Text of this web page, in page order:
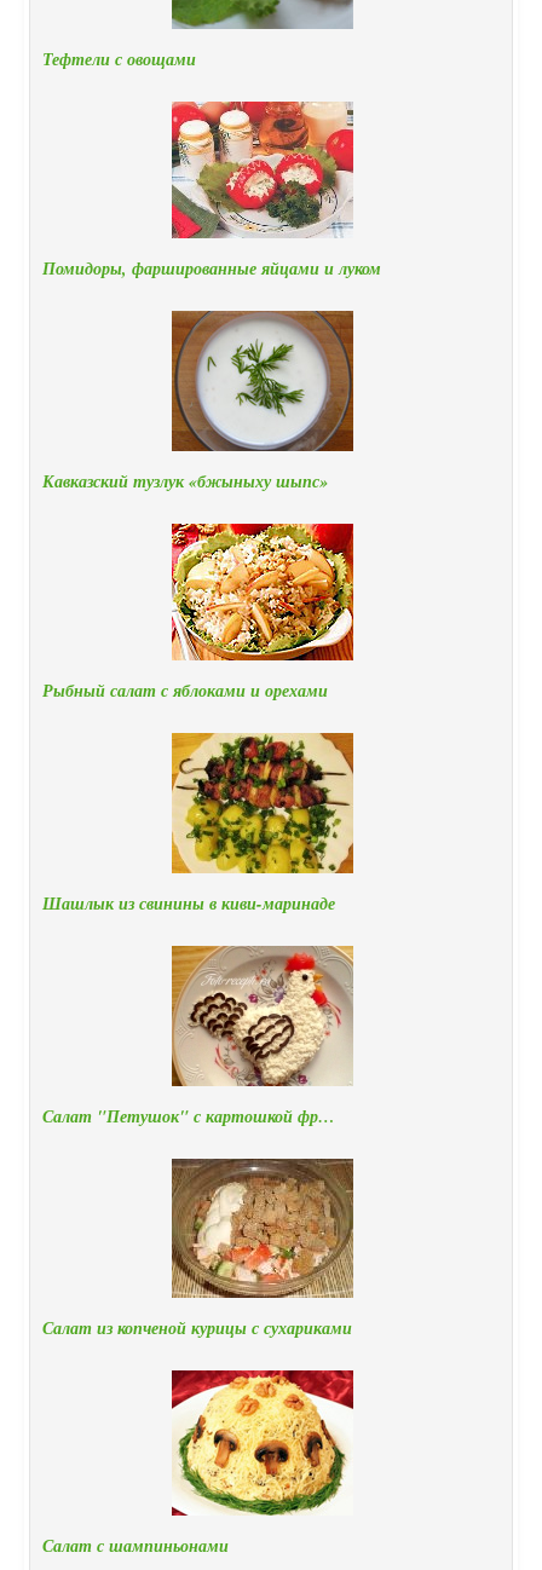
Тефтели с овощами
Помидоры, фаршированные яйцами и луком
Кавказский тузлук «бжыныху шыпс»
Рыбный салат с яблоками и орехами
Шашлык из свинины в киви-маринаде
Салат "Петушок" с картошкой фр…
Салат из копченой курицы с сухариками
Салат с шампиньонами